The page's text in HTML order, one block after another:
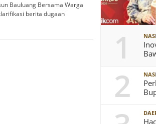
Bauluang Bersama Warga
berita dugaan
1
2